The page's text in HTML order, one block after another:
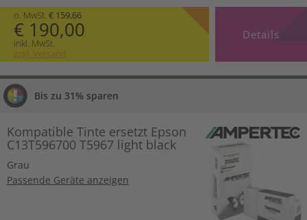
o. MwSt. € 159,66
€ 190,00
inkl. MwSt.
zzgl. Versand
Details
Bis zu 31% sparen
Kompatible Tinte ersetzt Epson
C13T596700 T5967 light black
Grau
Passende Geräte anzeigen